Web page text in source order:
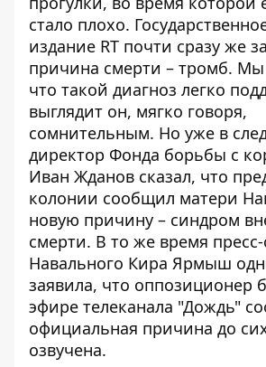
стало плохо.
издание RT почти сразу же
причина смерти – тромб.
что такой диагноз легко
выглядит он, мягко говоря,
сомнительным. Но уже в
директор Фонда борьбы с
Иван Жданов сказал, что
колонии сообщил матери
новую причину – синдром
смерти. В то же время пресс-
Навального Кира Ярмыш
заявила, что оппозиционер
эфире телеканала "Дождь"
официальная причина до
озвучена.